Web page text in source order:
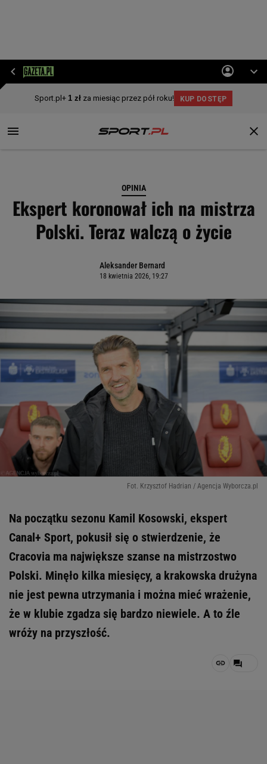
OPINIA
Ekspert koronował ich na mistrza
Polski. Teraz walczą o życie
Aleksander Bernard
18 kwietnia 2026, 19:27
Fot. Krzysztof Hadrian / Agencja Wyborcza.pl
Na początku sezonu Kamil Kosowski, ekspert
Canal+ Sport, pokusił się o stwierdzenie, że
Cracovia ma największe szanse na mistrzostwo
Polski. Minęło kilka miesięcy, a krakowska drużyna
nie jest pewna utrzymania i można mieć wrażenie,
że w klubie zgadza się bardzo niewiele. A to źle
wróży na przyszłość.